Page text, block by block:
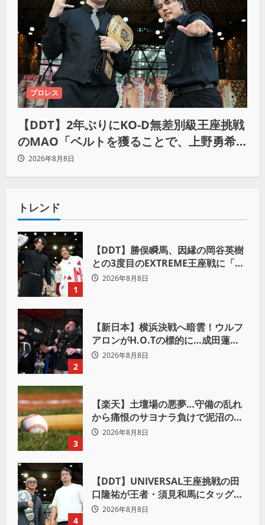
プロレス
【DDT】2年ぶりにKO-D無差別級王座挑戦
のMAO「ベルトを獲ることで、上野勇希
とMAOで一時代あったんだよって残した
い」
2026年8月8日
トレンド
1
【DDT】勝俣瞬馬、因縁の岡谷英樹
との3度目のEXTREME王座戦に「僕
が本当の岡谷英樹を引き出して獲り
2026年8月8日
2
【新日本】横浜決戦へ暗雲！ウルフ
アロンがH.O.Tの標的に…成田蓮へ
「シュウマイにしてやる」と怒り爆
2026年8月8日
3
【楽天】土壇場の悪夢…守備の乱れ
から痛恨のサヨナラ負けで泥沼の連
敗 2026年8月8日
4
【DDT】UNIVERSAL王座挑戦の田
口隆祐が王者・須見和馬にタッグ結
成ラブコール！「この試合が終わっ
2026年8月8日